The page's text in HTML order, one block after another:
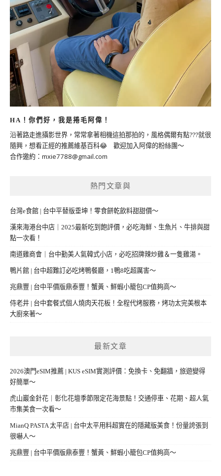
HA！你們好，我是捲毛阿偉！
沿著路走進攝影世界，常常拿著相機這拍那拍的，風格偶爾有點???就很
隨興，想看正經的推薦維基百科😂 歡迎加入阿偉的粉絲團～
合作邀約： mxie7788@gmail.com
熱門文章與
台灣e食館 | 台中平替版垂坤！零食餅乾飲料甜甜價～
漢來海港台中店｜2025最新吃到飽評價，必吃海鮮、生魚片、牛排與甜
點一次看！
南道雞商會｜台中勤美人氣韓式小店，必吃招牌辣炒雞＆一隻雞湯。
鴨片館 | 台中超難訂必吃烤鴨餐廳，1鴨8吃超厲害～
兆鼎豐 | 台中平價版鼎泰豐！蟹黃、鮮蝦小籠包CP值夠高～
侍老井 | 台中套餐式個人燒肉天花板！全程代烤服務，烤功太完美根本
大廚來著～
最新文章
2026澳門eSIM推薦 | KUS eSIM實測評價：免換卡、免翻牆，旅遊變得
好簡單～
虎山巖金針花｜彰化花壇季節限定花海景點！交通停車、花期、超人氣
市集美食一次看～
MianQ PASTA 太平店 | 台中太平用料超實在的隱藏版美食！份量誇張到
很嚇人～
兆鼎豐 | 台中平價版鼎泰豐！蟹黃、鮮蝦小籠包CP值夠高～